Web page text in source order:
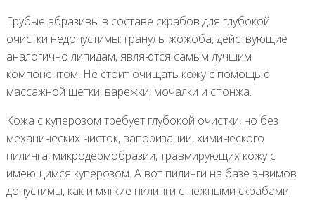
Грубые абразивы в составе скрабов для глубокой
очистки недопустимы: гранулы жожоба, действующие
аналогично липидам, являются самым лучшим
компонентом. Не стоит очищать кожу с помощью
массажной щетки, варежки, мочалки и спонжа.
Кожа с куперозом требует глубокой очистки, но без
механических чисток, вапоризации, химического
пилинга, микродермобразии, травмирующих кожу с
имеющимся куперозом. А вот пилинги на базе энзимов
допустимы, как и мягкие пилинги с нежными скрабами